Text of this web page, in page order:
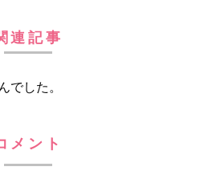
連記事
でした。
メント